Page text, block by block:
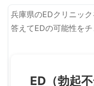
兵庫県のEDクリニッ
答えてEDの可能性をチ
ED（勃起